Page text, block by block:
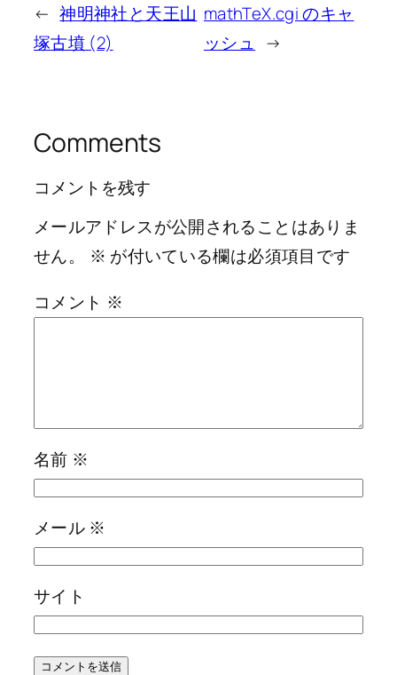
← 神明神社と天王山
塚古墳 (2)
mathTeX.cgi のキャ
ッシュ →
Comments
コメントを残す
メールアドレスが公開されることはありま
せん。
※ が付いている欄は必須項目です
コメント ※
名前 ※
メール ※
サイト